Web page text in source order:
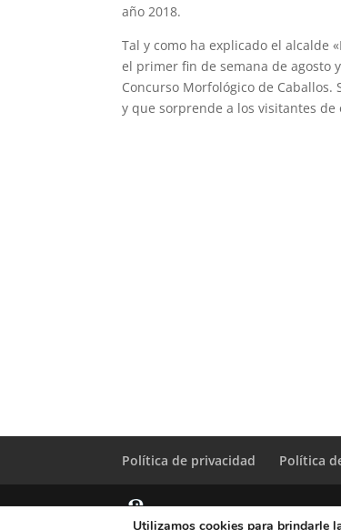
año 2018.
Tal y como ha explicado el alcalde
el primer fin de semana de agosto
Concurso Morfológico de
y que sorprende a los visitantes de
Política de privacidad Política
Utilizamos cookies para brindarle